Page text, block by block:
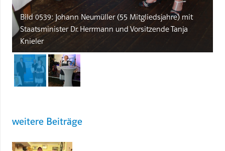
Bild 0539: Johann Neumüller (55 Mitgliedsjahre) mit
Staatsminister Dr. Herrmann und Vorsitzende Tanja
Knieler
weitere Beiträge